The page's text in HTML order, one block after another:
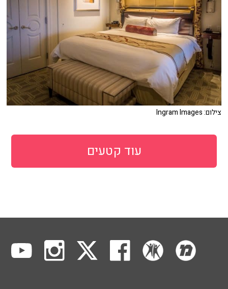
צילום: Ingram Images
עוד קטעים